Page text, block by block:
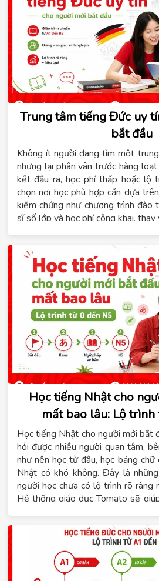
Trung tâm tiếng Đức uy
bắt đầu
Không ít người đang tìm một
nhưng lại phân vân trước hàng
kết đầu ra, học phí thấp hoặc lộ
chọn nơi học phù hợp cần dựa
kiểm chứng như chương trình đào
sĩ số lớp và học phí công khai,
chương trình tiếng Đức theo từng
phù hợp với người mới bắt đầu,
hoặc người đi làm cần chứng
giúp bạn nắm rõ tiêu chí đánh
Đức, lộ trình học phù hợp, thời
thức học đang được áp dụng hiện
Học tiếng Nhật cho
mất bao lâu: Lộ
Học tiếng Nhật cho người mới bắt
hỏi được nhiều người quan tâm,
như nên học từ đâu, học bảng
Nhật có khó không. Đây là
người học chưa có lộ trình rõ ràng
Hệ thống giáo dục Tomato sẽ
lựa chọn khóa học phù hợp với mục